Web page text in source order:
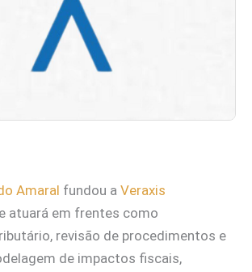
Amaral fundou a Veraxis
atuará em frentes como
revisão de procedimentos e
de impactos fiscais,